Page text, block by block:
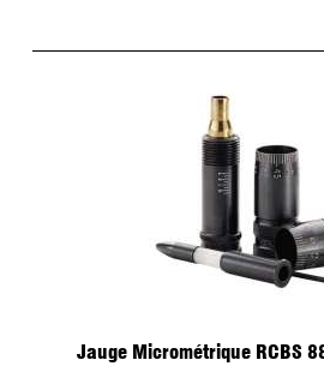
Jauge Micrométrique RCBS